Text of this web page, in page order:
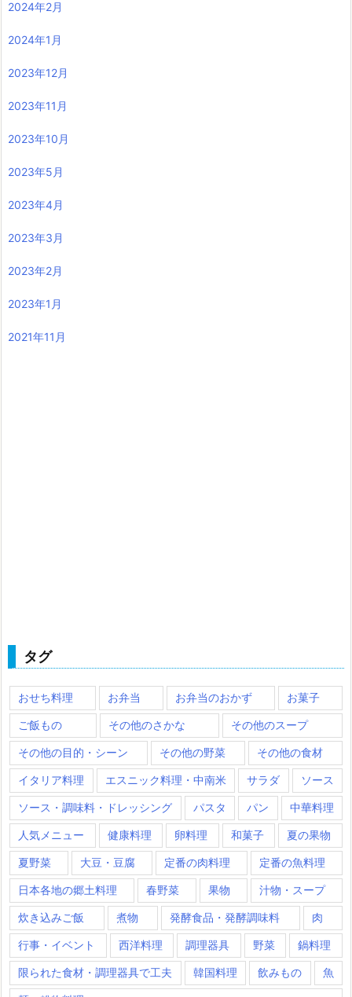
2024年2月
2024年1月
2023年12月
2023年11月
2023年10月
2023年5月
2023年4月
2023年3月
2023年2月
2023年1月
2021年11月
タグ
おせち料理 お弁当 お弁当のおかず お菓子
ご飯もの その他のさかな その他のスープ
その他の目的・シーン その他の野菜 その他の食材
イタリア料理 エスニック料理・中南米 サラダ ソース
ソース・調味料・ドレッシング パスタ パン 中華料理
人気メニュー 健康料理 卵料理 和菓子 夏の果物
夏野菜 大豆・豆腐 定番の肉料理 定番の魚料理
日本各地の郷土料理 春野菜 果物 汁物・スープ
炊き込みご飯 煮物 発酵食品・発酵調味料 肉
行事・イベント 西洋料理 調理器具 野菜 鍋料理
限られた食材・調理器具で工夫 韓国料理 飲みもの 魚